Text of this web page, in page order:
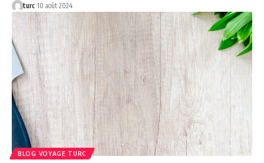
turc 10 août 2024
BLOG VOYAGE TURC